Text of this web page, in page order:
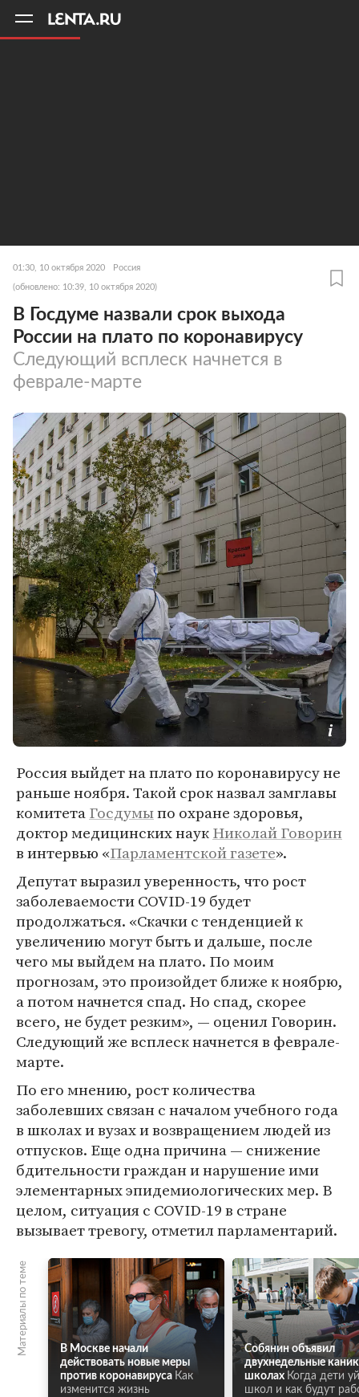
01:30, 10 октября 2020 Россия
(обновлено: 10:39, 10 октября 2020)
В Госдуме назвали срок выхода
России на плато по коронавирусу
Следующий всплеск начнется в
феврале-марте
Россия выйдет на плато по коронавирусу не
раньше ноября. Такой срок назвал замглавы
комитетаГосдумыпо охране здоровья,
доктор медицинских наукНиколай Говорин
в интервью «Парламентской газете».
Депутат выразил уверенность, что рост
заболеваемости COVID-19 будет
продолжаться. «Скачки с тенденцией к
увеличению могут быть и дальше, после
чего мы выйдем на плато. По моим
прогнозам, это произойдет ближе к ноябрю,
а потом начнется спад. Но спад, скорее
всего, не будет резким», — оценил Говорин.
Следующий же всплеск начнется в феврале-
марте.
По его мнению, рост количества
заболевших связан с началом учебного года
в школах и вузах и возвращением людей из
отпусков. Еще одна причина — снижение
бдительности граждан и нарушение ими
элементарных эпидемиологических мер. В
целом, ситуация с COVID-19 в стране
вызывает тревогу, отметил парламентарий.
Материалы по теме
В Москве начали
действовать новые меры
против коронавируса Как
изменится жизнь
Собянин объявил
двухнедельные
школах Когда дети
школ и как будут